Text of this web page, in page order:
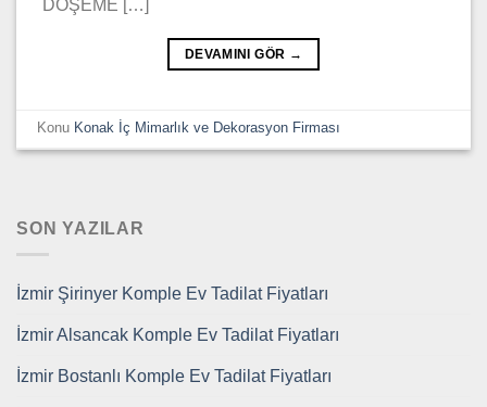
DÖŞEME […]
DEVAMINI GÖR →
Konu Konak İç Mimarlık ve Dekorasyon Firması
SON YAZILAR
İzmir Şirinyer Komple Ev Tadilat Fiyatları
İzmir Alsancak Komple Ev Tadilat Fiyatları
İzmir Bostanlı Komple Ev Tadilat Fiyatları